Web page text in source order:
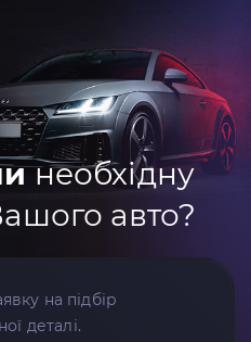
необхідну
авто?
на підбір
деталі.